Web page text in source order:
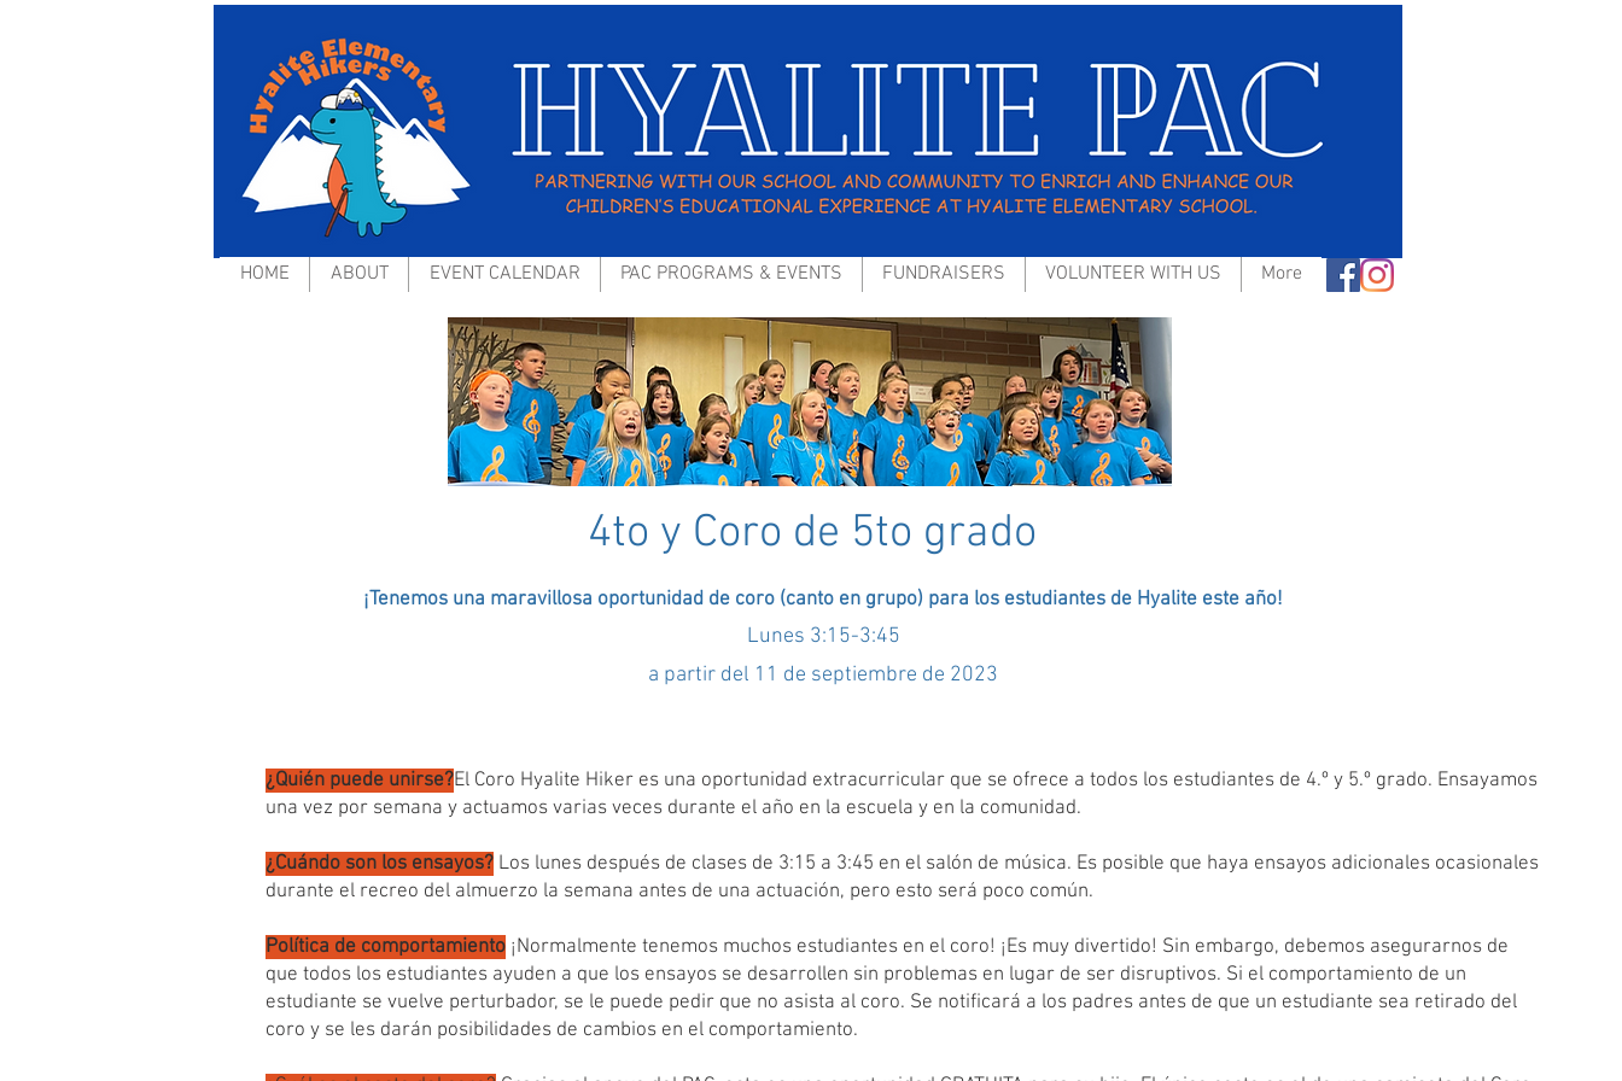
HOME ABOUT EVENT CALENDAR PAC PROGRAMS & EVENTS FUNDRAISERS VOLUNTEER WITH US More
4to y Coro de 5to grado
¡Tenemos una maravillosa oportunidad de coro (canto en grupo) para los estudiantes de Hyalite este año!
Lunes 3:15-3:45
a partir del 11 de septiembre de 2023
¿Quién puede unirse?El Coro Hyalite Hiker es una oportunidad extracurricular que se ofrece a todos los estudiantes de 4.º y 5.º grado. Ensayamos
una vez por semana y actuamos varias veces durante el año en la escuela y en la comunidad.
¿Cuándo son los ensayos? Los lunes después de clases de 3:15 a 3:45 en el salón de música. Es posible que haya ensayos adicionales ocasionales
durante el recreo del almuerzo la semana antes de una actuación, pero esto será poco común.
Política de comportamiento ¡Normalmente tenemos muchos estudiantes en el coro! ¡Es muy divertido! Sin embargo, debemos asegurarnos de
que todos los estudiantes ayuden a que los ensayos se desarrollen sin problemas en lugar de ser disruptivos. Si el comportamiento de un
estudiante se vuelve perturbador, se le puede pedir que no asista al coro. Se notificará a los padres antes de que un estudiante sea retirado del
coro y se les darán posibilidades de cambios en el comportamiento.